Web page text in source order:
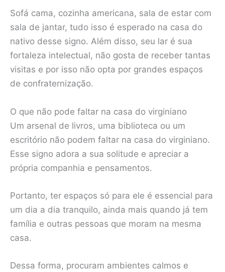
Sofá cama, cozinha americana, sala de estar com
sala de jantar, tudo isso é esperado na casa do
nativo desse signo. Além disso, seu lar é sua
fortaleza intelectual, não gosta de receber tantas
visitas e por isso não opta por grandes espaços
de confraternização.
O que não pode faltar na casa do virginiano
Um arsenal de livros, uma biblioteca ou um
escritório não podem faltar na casa do virginiano.
Esse signo adora a sua solitude e apreciar a
própria companhia e pensamentos.
Portanto, ter espaços só para ele é essencial para
um dia a dia tranquilo, ainda mais quando já tem
família e outras pessoas que moram na mesma
casa.
Dessa forma, procuram ambientes calmos e